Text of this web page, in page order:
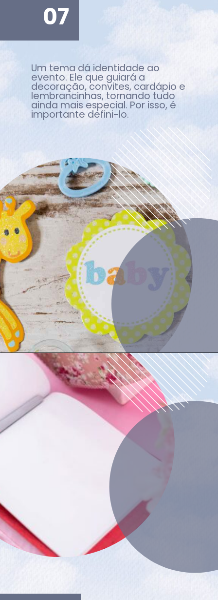
Um tema dá identidade ao
evento. Ele que guiará a
decoração, convites, cardápio e
lembrancinhas, tornando tudo
ainda mais especial. Por isso, é
importante defini-lo.
07